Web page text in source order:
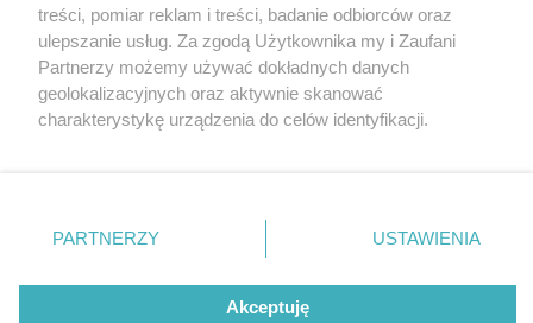
Nie zapomnij
zapoznać się z:
polityką prywatności
Twojemiasto
Piekary Śląskie
Chorzów
Tarnowskie Góry
Gliwice
Skontakuj sięz nami
Kontakt
Redakcja
Newsletter
treści, pomiar reklam i treści, badanie odbiorców oraz
ulepszanie usług. Za zgodą Użytkownika my i Zaufani
Partnerzy możemy używać dokładnych danych
geolokalizacyjnych oraz aktywnie skanować
charakterystykę urządzenia do celów identyfikacji.
zmienić/wycofać klikając przycisk ustawień prywatności
znajdujący się w lewym dolnym rogu strony
rodzaje przetwarzania danych nie wymagają zgody
użytkownika, ale masz prawo sprzeciwić się takiemu
PARTNERZY USTAWIENIA
Akceptuję